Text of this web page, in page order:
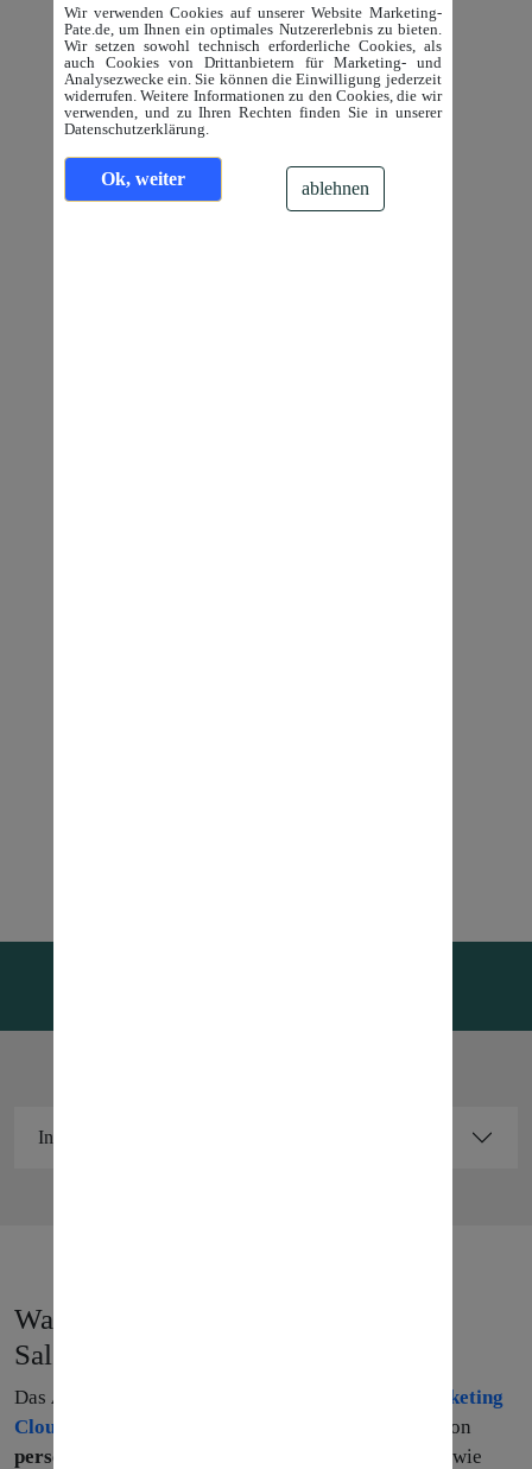
Wir verwenden Cookies auf unserer Website Marketing-
Pate.de, um Ihnen ein optimales Nutzererlebnis zu bieten.
Wir setzen sowohl technisch erforderliche Cookies, als
auch Cookies von Drittanbietern für Marketing- und
Analysezwecke ein. Sie können die Einwilligung jederzeit
widerrufen. Weitere Informationen zu den Cookies, die wir
verwenden, und zu Ihren Rechten finden Sie in unserer
Datenschutzerklärung.
Ok, weiter ablehnen
Inhalte
Was ist das Advertising Studio von
Salesforce?
Das Advertising Studio
Salesforce Marketing
Cloud
und dient der Verwaltung und Vermarktung von
personalisierten Inhalten
über diverse Plattformen wie